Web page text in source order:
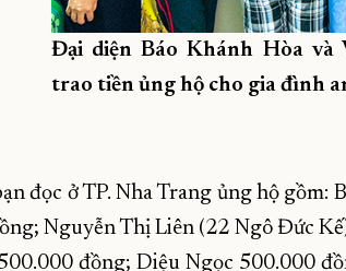
Đại diện Báo Khánh Hòa và
trao tiền ủng hộ cho gia đình
đọc ở TP. Nha Trang ủng hộ
Nguyễn Thị Liên (22 Ngô Đức
đồng; Diệu Ngọc 500.000